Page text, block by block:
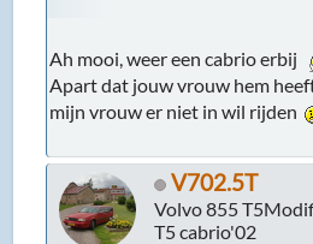
Ah mooi, weer een cabrio erbij
Apart dat jouw vrouw hem
mijn vrouw er niet in wil rijden
V702.5T
Volvo 855
T5 cabrio'02